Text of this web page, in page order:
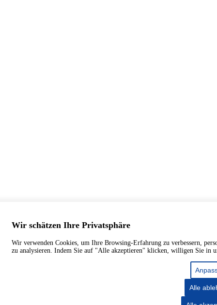
Wir schätzen Ihre Privatsphäre
Wir verwenden Cookies, um Ihre Browsing-Erfahrung zu verbessern,
zu analysieren. Indem Sie auf "Alle akzeptieren" klicken, willigen Sie in
Alle